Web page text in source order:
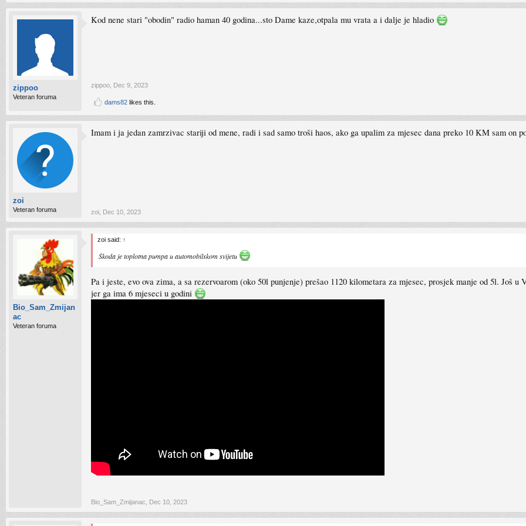
zippoo
Veteran foruma
Kod nene stari "obodin" radio haman 40 godina...sto Dame kaze,otpala mu vrata a i dalje je hladio
zippoo Dec 9, 2023
dams82 likes this.
zoi
Veteran foruma
Imam i ja jedan zamrzivac stariji od mene, radi i sad samo troši haos, ako ga upalim za mjesec dana preko 10 KM sam on
zoi Dec 10, 2023
Bio_Sam_Zmijan
ac
Veteran foruma
zoi said: ↑
Škoda je toplotna pumpa u automobilskom svijetu
Pa i jeste, evo ova zima, a sa rezervoarom (oko 50l punjenje) prešao 1120 kilometara za mjesec, prosjek manje od 5l. Još
jer ga ima 6 mjeseci u godini
Bio_Sam_Zmijanac Dec 10, 2023